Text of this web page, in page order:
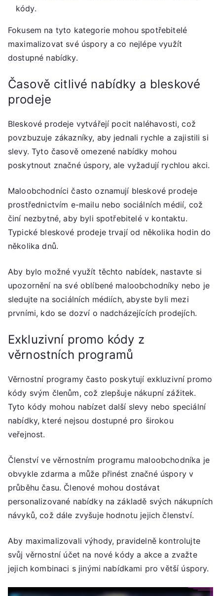
kódy.
Fokusem na tyto kategorie mohou spotřebitelé
maximalizovat své úspory a co nejlépe využít
dostupné nabídky.
Časově citlivé nabídky a bleskové
prodeje
Bleskové prodeje vytvářejí pocit naléhavosti, což
povzbuzuje zákazníky, aby jednali rychle a zajistili si
slevy. Tyto časově omezené nabídky mohou
poskytnout značné úspory, ale vyžadují rychlou akci.
Maloobchodníci často oznamují bleskové prodeje
prostřednictvím e-mailu nebo sociálních médií, což
činí nezbytné, aby byli spotřebitelé v kontaktu.
Typické bleskové prodeje trvají od několika hodin do
několika dnů.
Aby bylo možné využít těchto nabídek, nastavte si
upozornění na své oblíbené maloobchodníky nebo je
sledujte na sociálních médiích, abyste byli mezi
prvními, kdo se dozví o nadcházejících prodejích.
Exkluzivní promo kódy z
věrnostních programů
Věrnostní programy často poskytují exkluzivní promo
kódy svým členům, což zlepšuje nákupní zážitek.
Tyto kódy mohou nabízet další slevy nebo speciální
nabídky, které nejsou dostupné pro širokou
veřejnost.
Členství ve věrnostním programu maloobchodníka je
obvykle zdarma a může přinést značné úspory v
průběhu času. Členové mohou dostávat
personalizované nabídky na základě svých nákupních
návyků, což dále zvyšuje hodnotu jejich členství.
Aby maximalizovali výhody, pravidelně kontrolujte
svůj věrnostní účet na nové kódy a akce a zvažte
jejich kombinaci s jinými nabídkami pro větší úspory.